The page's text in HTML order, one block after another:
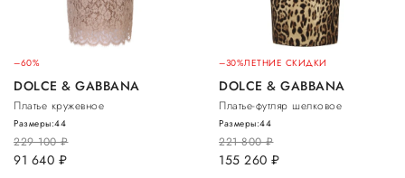
–60%
DOLCE & GABBANA
Платье кружевное
229 100руб.
91 640 руб.
Размеры:44
–30%ЛЕТНИЕ СКИДКИ
DOLCE & GABBANA
Платье-футляр шелковое
221 800руб.
155 260 руб.
Размеры:44